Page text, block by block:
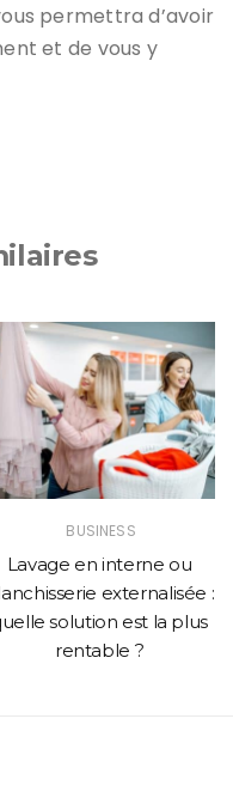
permettra d’avoir
et de vous y
BUSINESS
Lavage en interne ou
externalisée :
solution est la plus
rentable ?